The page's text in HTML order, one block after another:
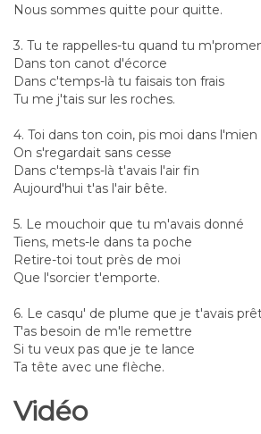
Nous sommes quitte pour quitte.
3. Tu te rappelles-tu quand tu
Dans ton canot d'écorce
Dans c'temps-là tu faisais ton frais
Tu me j'tais sur les roches.
4. Toi dans ton coin, pis moi dans l'mien
On s'regardait sans cesse
Dans c'temps-là t'avais l'air fin
Aujourd'hui t'as l'air bête.
5. Le mouchoir que tu m'avais donné
Tiens, mets-le dans ta poche
Retire-toi tout près de moi
Que l'sorcier t'emporte.
6. Le casqu' de plume que je t'avais
T'as besoin de m'le remettre
Si tu veux pas que je te lance
Ta tête avec une flèche.
Vidéo